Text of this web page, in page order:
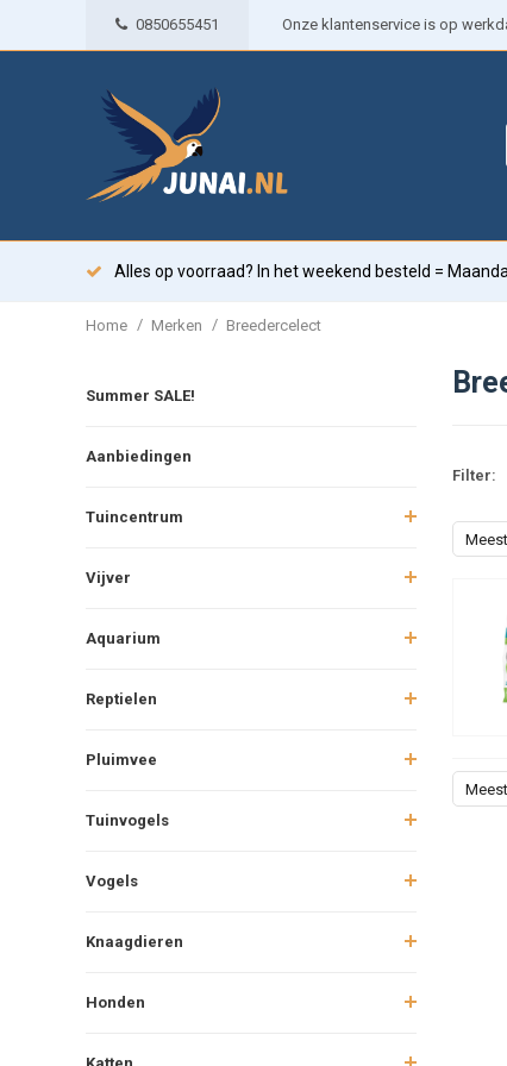
0850655451 Onze klantenservice is op
Alles op voorraad? In het weekend besteld =
Home / Merken / Breedercelect
Summer SALE!
Aanbiedingen
Tuincentrum
Vijver
Aquarium
Reptielen
Pluimvee
Tuinvogels
Vogels
Knaagdieren
Honden
Filter: